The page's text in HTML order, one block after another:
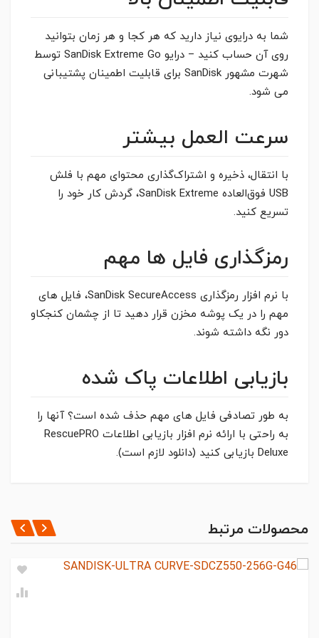
شما به درایوی نیاز دارید که هر کجا و هر زمان بتوانید
روی آن حساب کنید – درایو SanDisk Extreme Go توسط
شهرت مشهور SanDisk برای قابلیت اطمینان پشتیبانی
می شود.
سرعت العمل بیشتر
با انتقال، ذخیره و اشتراک‌گذاری محتوای مهم با فلش
USB فوق‌العاده SanDisk Extreme، گردش کار خود را
تسریع کنید.
رمزگذاری فایل ها مهم
با نرم افزار رمزگذاری SanDisk SecureAccess، فایل های
مهم را در یک پوشه مخزن قرار دهید تا از چشمان کنجکاو
دور نگه داشته شوند.
بازیابی اطلاعات پاک شده
به طور تصادفی فایل های مهم حذف شده است؟ آنها را
به راحتی با ارائه نرم افزار بازیابی اطلاعات RescuePRO
Deluxe بازیابی کنید (دانلود لازم است).
256GB
USB 3.2 Gen 1
ثبت نظر
نظر شما
محصولات مرتبط